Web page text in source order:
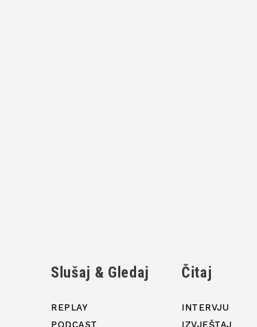
Slušaj & Gledaj
REPLAY
PODCAST
Čitaj
INTERVJU
IZVJEŠTAJ